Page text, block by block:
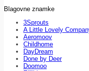
Blagovne znamke
3Sprouts
A Little Lovely
Aeromoov
Childhome
DayDream
Done by Deer
Doomoo